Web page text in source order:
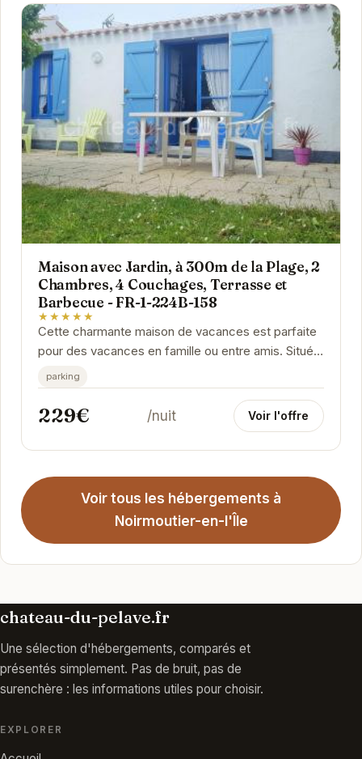
Maison avec Jardin, à 300m de la Plage, 2
Chambres, 4 Couchages, Terrasse et
Barbecue - FR-1-224B-158
★★★★★
Cette charmante maison de vacances est parfaite
pour des vacances en famille ou entre amis. Située
à proximité de la plage, elle offre un accès...
parking
229€ /nuit Voir l'offre
Voir tous les hébergements à
Noirmoutier-en-l'Île
chateau-du-pelave.fr
Une sélection d'hébergements, comparés et
présentés simplement. Pas de bruit, pas de
surenchère : les informations utiles pour choisir.
EXPLORER